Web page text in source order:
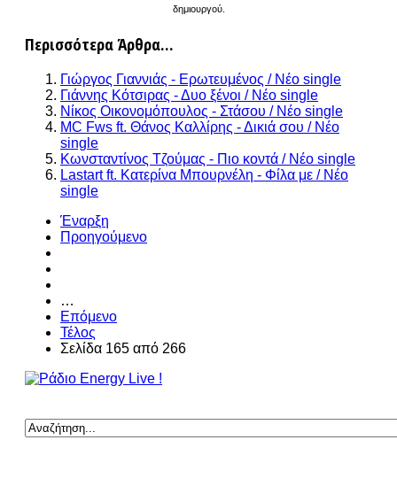
δημιουργού.
Περισσότερα Άρθρα...
Γιώργος Γιαννιάς - Ερωτευμένος / Νέο single
Γιάννης Κότσιρας - Δυο ξένοι / Νέο single
Νίκος Οικονομόπουλος - Στάσου / Νέο single
MC Fws ft. Θάνος Καλλίρης - Δικιά σου / Νέο
single
Κωνσταντίνος Τζούμας - Πιο κοντά / Νέο single
Lastart ft. Κατερίνα Μπουρνέλη - Φίλα με / Νέο
single
Έναρξη
Προηγούμενο
…
Επόμενο
Τέλος
Σελίδα 165 από 266